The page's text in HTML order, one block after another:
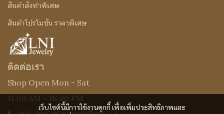
เว็บไซต์นี้มีการใช้งานคุกกี้ เพื่อเพิ่มประสิทธิภาพและ
สินค้าสั่งทำพิเศษ
สินค้าโปรโมชั่น ราคาพิเศษ
ติดต่อเรา
Shop Open Mon - Sat
11.00 AM - 18.00 PM